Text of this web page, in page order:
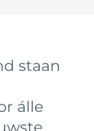
staan
álle